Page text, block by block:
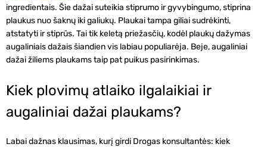
ingredientais. Šie dažai suteikia stiprumo ir gyvybingumo, stiprina
plaukus nuo šaknų iki galiukų. Plaukai tampa giliai sudrėkinti,
atstatyti ir stiprūs. Tai tik keletą priežasčių, kodėl plaukų dažymas
augaliniais dažais šiandien vis labiau populiarėja. Beje, augaliniai
dažai žiliems plaukams taip pat puikus pasirinkimas.
Kiek plovimų atlaiko ilgalaikiai ir
augaliniai dažai plaukams?
Labai dažnas klausimas, kurį girdi Drogas konsultantės: kiek